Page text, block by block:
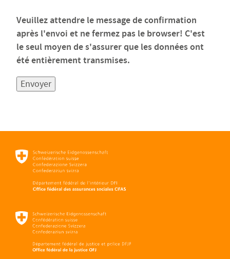
Veuillez attendre le message de confirmation
après l'envoi et ne fermez pas le browser! C'est
le seul moyen de s'assurer que les données ont
été entièrement transmises.